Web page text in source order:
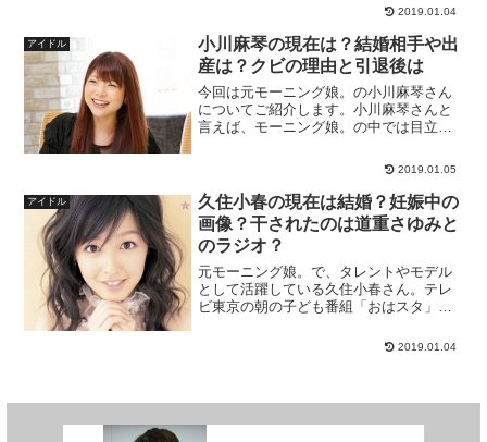
2019.01.04
アイドル
小川麻琴の現在は？結婚相手や出
産は？クビの理由と引退後は
今回は元モーニング娘。の小川麻琴さん
についてご紹介します。小川麻琴さんと
言えば、モーニング娘。の中では目立っ
のいぶし銀のような存在感がありまし
た。モーニング娘を卒業し早々に芸能活
動を休止していた彼女ですが...
2019.01.05
アイドル
久住小春の現在は結婚？妊娠中の
画像？干されたのは道重さゆみと
のラジオ？
元モーニング娘。で、タレントやモデル
として活躍している久住小春さん。テレ
ビ東京の朝の子ども番組「おはスタ」に
ューション」の主人公・月島きらりの声
2019.01.04